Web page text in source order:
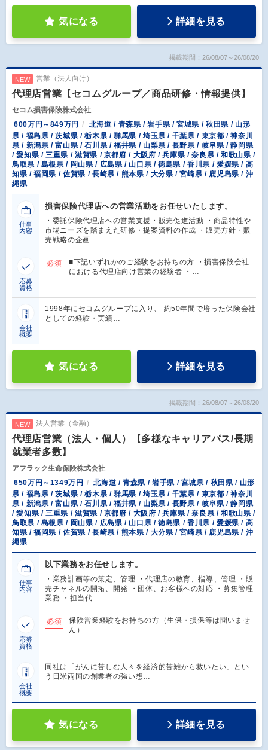
気になる 詳細を見る
掲載期間：26/08/07～26/08/20
NEW 営業（法人向け）
代理店営業【セコムグループ／商品研修・情報提供】
セコム損害保険株式会社
600万円～849万円
北海道 / 青森県 / 岩手県 / 宮城県 / 秋田県 / 山形
県 / 福島県 / 茨城県 / 栃木県 / 群馬県 / 埼玉県 / 千葉県 / 東京都 / 神奈川
県 / 新潟県 / 富山県 / 石川県 / 福井県 / 山梨県 / 長野県 / 岐阜県 / 静岡県
/ 愛知県 / 三重県 / 滋賀県 / 京都府 / 大阪府 / 兵庫県 / 奈良県 / 和歌山県 /
鳥取県 / 島根県 / 岡山県 / 広島県 / 山口県 / 徳島県 / 香川県 / 愛媛県 / 高
知県 / 福岡県 / 佐賀県 / 長崎県 / 熊本県 / 大分県 / 宮崎県 / 鹿児島県 / 沖
縄県
仕事
内容
損害保険代理店への営業活動をお任せいたします。
・委託保険代理店への営業支援・販売促進活動 ・商品特性や
市場ニーズを踏まえた研修・提案資料の作成 ・販売方針・販
売戦略の企画…
応募
資格
必須
■下記いずれかのご経験をお持ちの方 ・損害保険会社
における代理店向け営業の経験者 ・…
会社
概要
1998年にセコムグループに入り、 約50年間で培った保険会社
としての経験・実績…
気になる 詳細を見る
掲載期間：26/08/07～26/08/20
NEW 法人営業（金融）
代理店営業（法人・個人）【多様なキャリアパス/長期
就業者多数】
アフラック生命保険株式会社
650万円～1349万円
北海道 / 青森県 / 岩手県 / 宮城県 / 秋田県 / 山形
県 / 福島県 / 茨城県 / 栃木県 / 群馬県 / 埼玉県 / 千葉県 / 東京都 / 神奈川
県 / 新潟県 / 富山県 / 石川県 / 福井県 / 山梨県 / 長野県 / 岐阜県 / 静岡県
/ 愛知県 / 三重県 / 滋賀県 / 京都府 / 大阪府 / 兵庫県 / 奈良県 / 和歌山県 /
鳥取県 / 島根県 / 岡山県 / 広島県 / 山口県 / 徳島県 / 香川県 / 愛媛県 / 高
知県 / 福岡県 / 佐賀県 / 長崎県 / 熊本県 / 大分県 / 宮崎県 / 鹿児島県 / 沖
縄県
仕事
内容
以下業務をお任せします。
・業務計画等の策定、管理 ・代理店の教育、指導、管理 ・販
売チャネルの開拓、開発 ・団体、お客様への対応 ・募集管理
業務 ・担当代…
応募
資格
必須
保険営業経験をお持ちの方（生保・損保等は問いませ
ん）
会社
概要
同社は「がんに苦しむ人々を経済的苦難から救いたい」とい
う日米両国の創業者の強い想…
気になる 詳細を見る